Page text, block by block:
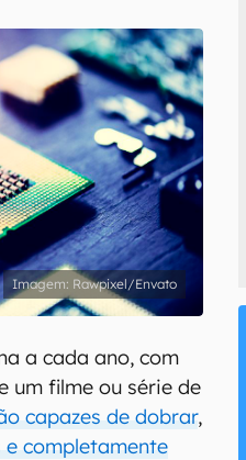
inscreva-se
os Termos de Uso e Política de
Rawpixel/Envato
a cada ano, com
um filme ou série de
capazes de dobrar,
completamente